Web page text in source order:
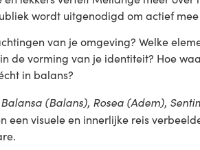
wordt uitgenodigd om actief
van je omgeving? Welke
de vorming van je identiteit? Hoe
in balans?
Balansa (Balans), Rosea (Adem),
een visuele en innerlijke reis